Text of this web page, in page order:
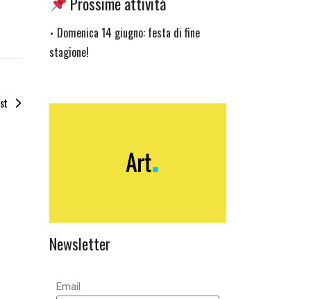
• Domenica 14 giugno: festa di fine
stagione!
Newsletter
Email